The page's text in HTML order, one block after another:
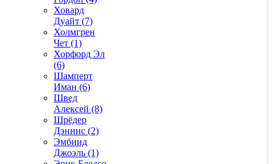
Ховард
Дуайт (7)
Холмгрен
Чет (1)
Хорфорд Эл
(6)
Шамперт
Иман (6)
Швед
Алексей (8)
Шрёдер
Дэннис (2)
Эмбиид
Джоэль (1)